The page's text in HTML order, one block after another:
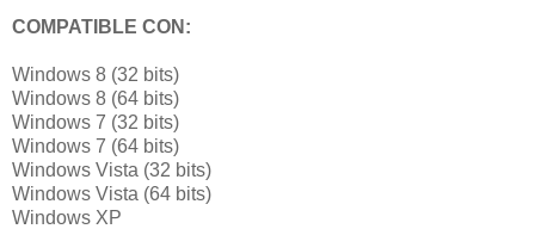
COMPATIBLE CON:
Windows 8 (32 bits)
Windows 8 (64 bits)
Windows 7 (32 bits)
Windows 7 (64 bits)
Windows Vista (32 bits)
Windows Vista (64 bits)
Windows XP